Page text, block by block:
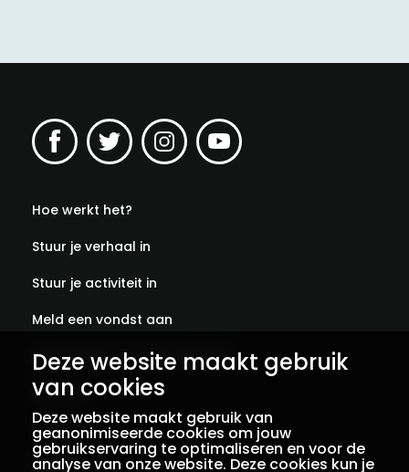
Deze website maakt gebruik
van cookies
Deze website maakt gebruik van
geanonimiseerde cookies om jouw
gebruikservaring te optimaliseren en voor de
analyse van onze website. Deze cookies kun je
Hoe werkt het?
Stuur je verhaal in
Stuur je activiteit in
Meld een vondst aan
Abonneer je op onze verhalen
Contact
Colofon
Privacy